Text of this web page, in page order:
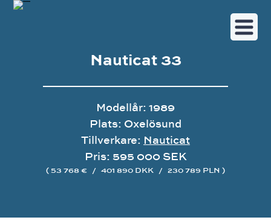
Nauticat 33
Modellår: 1989
Plats: Oxelösund
Tillverkare: Nauticat
Pris: 595 000 SEK
( 53 768 € / 401 890 DKK / 230 789 PLN )